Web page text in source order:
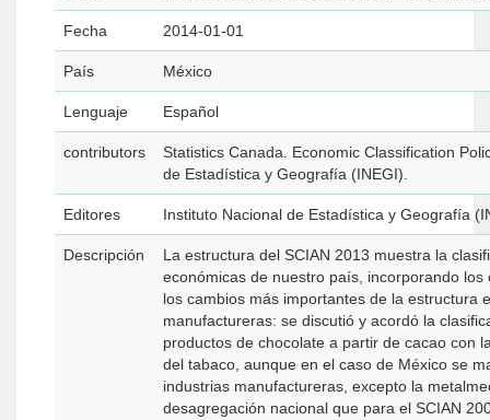
Fecha 2014-01-01
País México
Lenguaje Español
contributors
Statistics Canada. Economic Classification
de Estadística y Geografía (INEGI).
Editores Instituto Nacional de Estadística y Geografía
Descripción
La estructura del SCIAN 2013 muestra la
económicas de nuestro país, incorporando
los cambios más importantes de la estructura
manufactureras: se discutió y acordó la
productos de chocolate a partir de cacao con
del tabaco, aunque en el caso de México se
industrias manufactureras, excepto la
desagregación nacional que para el SCIAN